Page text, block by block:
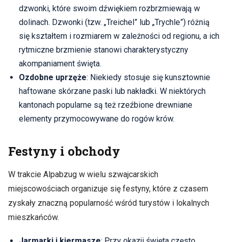
dzwonki, które swoim dźwiękiem rozbrzmiewają w
dolinach. Dzwonki (tzw. „Treichel” lub „Trychle”) różnią
się kształtem i rozmiarem w zależności od regionu, a ich
rytmiczne brzmienie stanowi charakterystyczny
akompaniament święta.
Ozdobne uprzęże: Niekiedy stosuje się kunsztownie
haftowane skórzane paski lub nakładki. W niektórych
kantonach popularne są też rzeźbione drewniane
elementy przymocowywane do rogów krów.
Festyny i obchody
W trakcie Alpabzug w wielu szwajcarskich
miejscowościach organizuje się festyny, które z czasem
zyskały znaczną popularność wśród turystów i lokalnych
mieszkańców.